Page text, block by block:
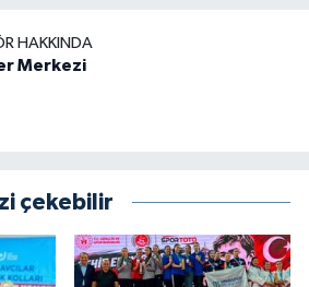
HAKKINDA
Merkezi
çekebilir